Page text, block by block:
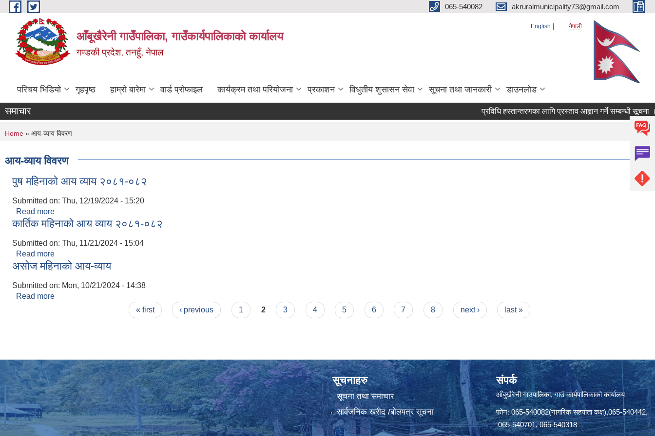
Skip to main content 065-540082 akruralmunicipality73@gmail.com
आँबूखैरेनी गाउँपालिका, गाउँकार्यपालिकाकाे कार्यालय
गण्डकी प्रदेश, तनहुँ, नेपाल
English नेपाली
परिचय भिडियो गृहपृष्ठ हाम्रो बारेमा वार्ड प्रोफाइल कार्यक्रम तथा परियोजना प्रकाशन विधुतीय शुसासन सेवा सूचना तथा जानकारी डाउनलोड
समाचार प्रविधि हस्तान्तरणका लागि प्रस्ताव आह्वान गर्ने सम्बन्धी सूचना ।
You are here
Home » आय-व्याय विवरण
आय-व्याय विवरण
पुष महिनाको आय व्याय २०८१-०८२
Submitted on: Thu, 12/19/2024 - 15:20
Read more
कार्तिक महिनाको आय व्याय २०८१-०८२
Submitted on: Thu, 11/21/2024 - 15:04
Read more
असोज महिनाको आय-व्याय
Submitted on: Mon, 10/21/2024 - 14:38
Read more
« first ‹ previous 1 2 3 4 5 6 7 8 next › last »
सूचनाहरु
सूचना तथा समाचार
सार्वजनिक खरीद /बोलपत्र सूचना
संपर्क
आँबुखैरेनी गाउपालिका, गाउँ कार्यपालिकाको कार्यालय
फोन: 065-540082(नागरिक सहयाता कक्ष),065-540442,
065-540701, 065-540318